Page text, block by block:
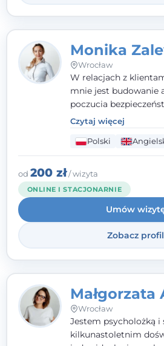
zasobach.
Monika
Wrocław
W relacjach z
mnie jest budowanie
poczucia
poznawczo-
które koncentrują się
(TSR). Te polegają na
zamierzonych celów
rozwiązania trudnych
identyfikowanie i
oraz mocnych stron
pracy korzystam
motywacyjnego i
Czytaj więcej
Polski
od 200 zł/ wizyta
ONLINE I STACJONARNIE
Umów
Zobacz profil
Małgorzata
Wrocław
Jestem psycholożką i
kilkunastoletnim